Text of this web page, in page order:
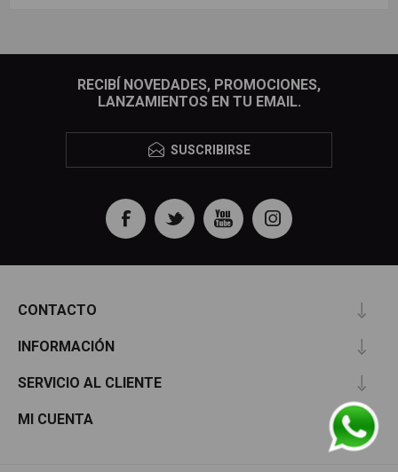
RECIBÍ NOVEDADES, PROMOCIONES,
LANZAMIENTOS EN TU EMAIL.
SUSCRIBIRSE
CONTACTO
INFORMACIÓN
SERVICIO AL CLIENTE
MI CUENTA